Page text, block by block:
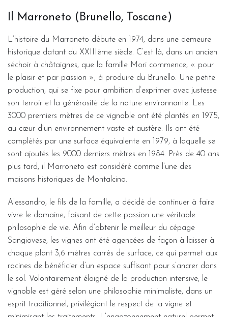
Il Marroneto (Brunello, Toscane)
L’histoire du Marroneto débute en 1974, dans une demeure
historique datant du XXIIIème siècle. C’est là, dans un ancien
séchoir à châtaignes, que la famille Mori commence, « pour
le plaisir et par passion », à produire du Brunello. Une petite
production, qui se fixe pour ambition d’exprimer avec justesse
son terroir et la générosité de la nature environnante. Les
3000 premiers mètres de ce vignoble ont été plantés en 1975,
au cœur d’un environnement vaste et austère. Ils ont été
complétés par une surface équivalente en 1979, à laquelle se
sont ajoutés les 9000 derniers mètres en 1984. Près de 40 ans
plus tard, il Marroneto est considéré comme l’une des
maisons historiques de Montalcino.
Alessandro, le fils de la famille, a décidé de continuer à faire
vivre le domaine, faisant de cette passion une véritable
philosophie de vie. Afin d’obtenir le meilleur du cépage
Sangiovese, les vignes ont été agencées de façon à laisser à
chaque plant 3,6 mètres carrés de surface, ce qui permet aux
racines de bénéficier d’un espace suffisant pour s’ancrer dans
le sol. Volontairement éloigné de la production intensive, le
vignoble est géré selon une philosophie minimaliste, dans un
esprit traditionnel, privilégiant le respect de la vigne et